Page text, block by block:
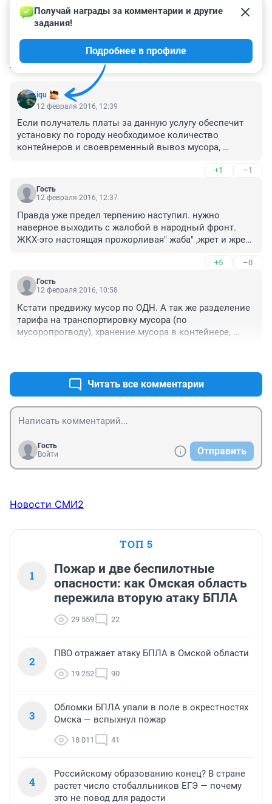
КОММЕНТАРИИ 43
iqu
Получай награды за комментарии и другие
задания!
Подробнее в профиле
12 февраля 2016, 12:39
Если получатель платы за данную услугу обеспечит
установку по городу необходимое количество
контейнеров и своевременный вывоз мусора,
поддержать введение такой услуги по разумной цене.
+1 –1
Гость
12 февраля 2016, 12:37
Правда уже предел терпению наступил. нужно
наверное выходить с жалобой в народный фронт.
ЖКХ-это настоящая прожорливая" жаба" ,жрет и жрет
повышать цены,да еще и за мусор вводить???
+5 –0
Гость
12 февраля 2016, 10:58
Кстати предвижу мусор по ОДН. А так же разделение
тарифа на транспортировку мусора (по
мусоропрогводу), хранение мусора в контейнере,
Читать все комментарии
Гость
Войти
Отправить
Новости СМИ2
ТОП 5
1
Пожар и две беспилотные
опасности: как Омская область
пережила вторую атаку БПЛА
29 559 22
2
ПВО отражает атаку БПЛА в Омской области
19 252 90
3
Обломки БПЛА упали в поле в окрестностях
Омска — вспыхнул пожар
18 011 41
4
Российскому образованию конец? В стране
растет число стобалльников ЕГЭ — почему
это не повод для радости